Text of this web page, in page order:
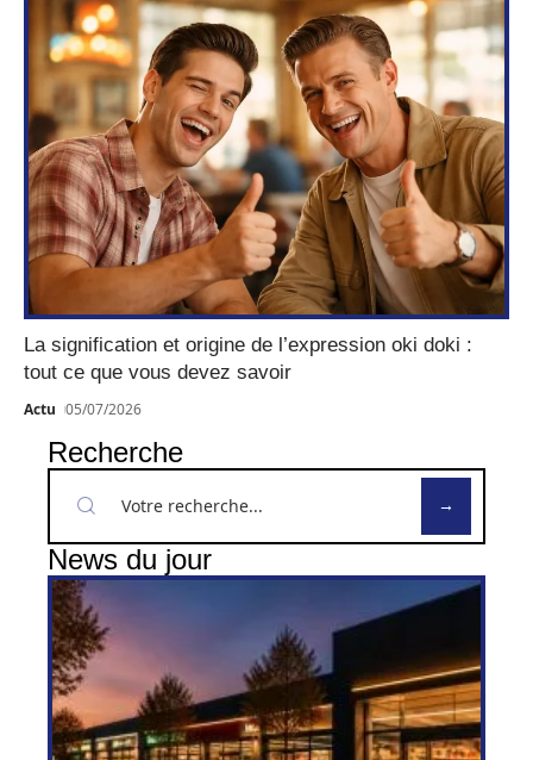
La signification et origine de l’expression oki doki :
tout ce que vous devez savoir
Actu 05/07/2026
Recherche
News du jour